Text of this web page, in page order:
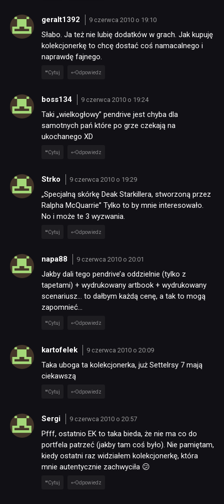
geralt1392 9 czerwca 2010 o 19:10
Słabo. Ja też nie lubię dodatków w grach. Jak kupuję
kolekcjonerkę to chcę dostać coś namacalnego i
naprawdę fajnego.
Cytuj Odpowiedz
boss134 9 czerwca 2010 o 19:24
Taki „wielkogłowy” pendrive jest chyba dla
samotnych pań które po grze czekają na
ukochanego XD
Cytuj Odpowiedz
Strko 9 czerwca 2010 o 19:29
„Specjalną skórkę Deak Starkillera, stworzoną przez
Ralpha McQuarrie” Tylko to by mnie interesowało.
No i może te 3 wyzwania.
Cytuj Odpowiedz
napa88 9 czerwca 2010 o 20:01
Jakby dali tego pendrive’a oddzielnie (tylko z
tapetami) + wydrukowany artbook + wydrukowany
scenariusz… to dałbym każdą cenę, a tak to mogą
zapomnieć…
Cytuj Odpowiedz
kartofelek 9 czerwca 2010 o 20:09
Taka uboga ta kolekcjonerka, już Settelrsy 7 mają
ciekawszą
Cytuj Odpowiedz
Sergi 9 czerwca 2010 o 20:57
Pfff, ostatnio EK to taka bieda, że nie ma co do
portfela patrzeć (jakby tam coś było). Nie pamiętam,
kiedy ostatni raz widziałem kolekcjonerkę, która
mnie autentycznie zachwyciła 😕
Cytuj Odpowiedz